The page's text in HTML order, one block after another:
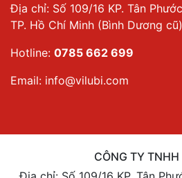
Địa chỉ: Số 109/16 KP. Tân
TP. Hồ Chí Minh (Bình Dương cũ)
Hotline: 0785 662 699
Email: info@vilubi.com
CÔNG TY TNHH